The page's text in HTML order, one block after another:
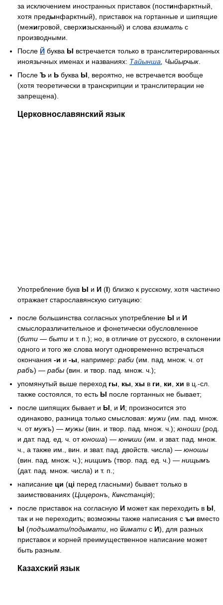
за исключением иностранных приставок (постинфарктный,
хотя предынфарктный), приставок на гортанные и шипящие
(межигровой, сверхизысканный) и слова взимать с
производными.
После Й буква Ы встречается только в транслитерированных
иноязычных именах и названиях: Тайынша , Чыйырчык
После Ъ и Ь буква Ы , вероятно, не встречается вообще
(хотя теоретически в транскрипции и транслитерации не
запрещена).
Церковнославянский язык
Употребление букв Ы и И (І) близко к русскому, хотя частично
отражает старославянскую ситуацию:
после большинства согласных употребление Ы и И
смыслоразличительное и фонетически обусловленное
(бити — быти и т. п.); но, в отличие от русского, в склонении
одного и того же слова могут одновременно встречаться
окончания -и и -ы , например: раби (им. пад. множ. ч. от
рабъ) — рабы (вин. и твор. пад. множ. ч.);
упомянутый выше переход гы кы хы в ги ки хи в ц.-сл.
также состоялся, то есть Ы после гортанных не бывает;
после шипящих бывает и Ы , и И; произносится это
одинаково, разница только смысловая: мужи (им. пад. множ.
ч. отмужъ) — мужы (вин. и твор. пад. множ. ч.); юноши (род.
и дат. пад. ед. ч. отюноша) — юнѡши (им. и зват. пад. множ.
ч., а также им., вин. и зват. пад. двойств. числа) — юношы
(вин. пад. множ. ч.); нищимъ (твор. пад. ед. ч.) — нищымъ
(дат. пад. множ. числа) и т. п.;
написание ци (ці перед гласными) бывает только в
заимствованиях (Цицеронъ, Кѡнстанція);
после приставок на согласную И может как переходить в Ы
так и не переходить; возможны также написания с ъи вместо
Ы (подъимати/подымати , но ѿимати с И), для разных
приставок и корней преимущественное написание может
быть разным.
Казахский язык